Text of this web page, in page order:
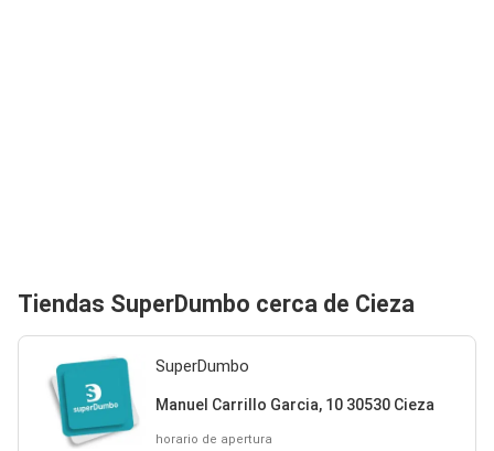
Tiendas SuperDumbo cerca de Cieza
SuperDumbo
Manuel Carrillo Garcia, 10 30530 Cieza
horario de apertura